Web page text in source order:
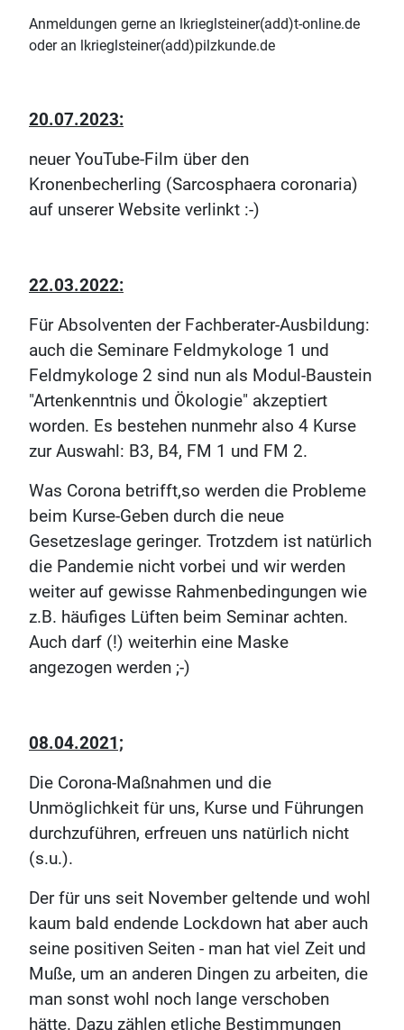
Anmeldungen gerne an lkrieglsteiner(add)t-online.de
oder an lkrieglsteiner(add)pilzkunde.de
20.07.2023:
neuer YouTube-Film über den
Kronenbecherling (Sarcosphaera coronaria)
auf unserer Website verlinkt :-)
22.03.2022:
Für Absolventen der Fachberater-Ausbildung:
auch die Seminare Feldmykologe 1 und
Feldmykologe 2 sind nun als Modul-Baustein
"Artenkenntnis und Ökologie" akzeptiert
worden. Es bestehen nunmehr also 4 Kurse
zur Auswahl: B3, B4, FM 1 und FM 2.
Was Corona betrifft,so werden die Probleme
beim Kurse-Geben durch die neue
Gesetzeslage geringer. Trotzdem ist natürlich
die Pandemie nicht vorbei und wir werden
weiter auf gewisse Rahmenbedingungen wie
z.B. häufiges Lüften beim Seminar achten.
Auch darf (!) weiterhin eine Maske
angezogen werden ;-)
08.04.2021;
Die Corona-Maßnahmen und die
Unmöglichkeit für uns, Kurse und Führungen
durchzuführen, erfreuen uns natürlich nicht
(s.u.).
Der für uns seit November geltende und wohl
kaum bald endende Lockdown hat aber auch
seine positiven Seiten - man hat viel Zeit und
Muße, um an anderen Dingen zu arbeiten, die
man sonst wohl noch lange verschoben
hätte. Dazu zählen etliche Bestimmungen